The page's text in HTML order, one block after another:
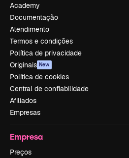
Academy
Documentação
Atendimento
Termos e condições
Política de privacidade
Originais New
Política de cookies
Central de confiabilidade
Afiliados
Empresas
Empresa
Preços